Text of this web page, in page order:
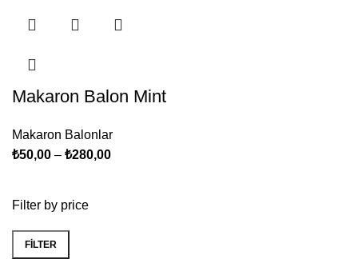
Filter by price
FILTER
Makaron Balon Mint
Makaron Balonlar
₺50,00 – ₺280,00